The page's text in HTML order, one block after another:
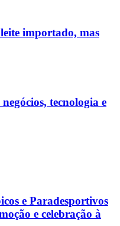
importado, mas
tecnologia e
e Paradesportivos
e celebração à